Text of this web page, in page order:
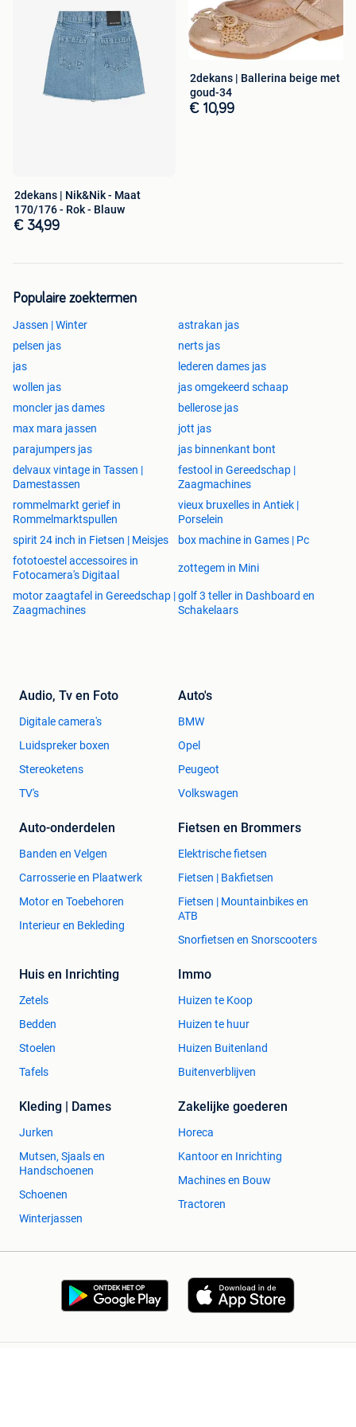
In de verpakking
Mario Russo Teddy Jacket Stockholm (1x)
Specificaties
2dekans | Nik&Nik - Maat
170/176 - Rok - Blauw
€ 34,99
2dekans | Ballerina beige met
goud-34
€ 10,99
Populaire zoektermen
Jassen | Winter
astrakan jas
pelsen jas
nerts jas
jas
lederen dames jas
wollen jas
jas omgekeerd schaap
moncler jas dames
bellerose jas
max mara jassen
jott jas
parajumpers jas
jas binnenkant bont
delvaux vintage in Tassen |
Damestassen
festool in Gereedschap |
Zaagmachines
rommelmarkt gerief in
Rommelmarktspullen
vieux bruxelles in Antiek |
Porselein
spirit 24 inch in Fietsen | Meisjes
box machine in Games | Pc
fototoestel accessoires in
Fotocamera's Digitaal
zottegem in Mini
motor zaagtafel in Gereedschap |
Zaagmachines
golf 3 teller in Dashboard en
Schakelaars
Audio, Tv en Foto
Digitale camera's
Luidspreker boxen
Stereoketens
TV's
Auto's
BMW
Opel
Peugeot
Volkswagen
Auto-onderdelen
Banden en Velgen
Carrosserie en Plaatwerk
Motor en Toebehoren
Interieur en Bekleding
Fietsen en Brommers
Elektrische fietsen
Fietsen | Bakfietsen
Fietsen | Mountainbikes en
ATB
Snorfietsen en Snorscooters
Huis en Inrichting
Zetels
Bedden
Stoelen
Tafels
Immo
Huizen te Koop
Huizen te huur
Huizen Buitenland
Buitenverblijven
Kleding | Dames
Jurken
Mutsen, Sjaals en
Handschoenen
Schoenen
Winterjassen
Zakelijke goederen
Horeca
Kantoor en Inrichting
Machines en Bouw
Tractoren